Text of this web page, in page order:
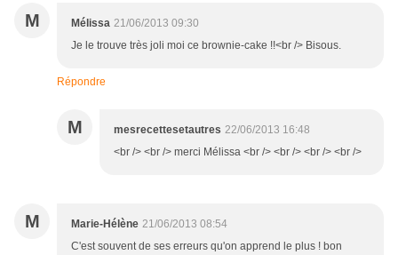
M Mélissa 21/06/2013 09:30
Je le trouve très joli moi ce brownie-cake !!<br /> Bisous.
Répondre
M mesrecettesetautres 22/06/2013 16:48
<br /> <br /> merci Mélissa <br /> <br /> <br /> <br />
M Marie-Hélène 21/06/2013 08:54
C'est souvent de ses erreurs qu'on apprend le plus ! bon